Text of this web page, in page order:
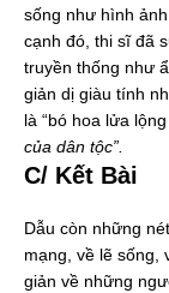
sống như hình
cạnh đó, thi sĩ đã
truyền thống như
giản dị giàu tính
là “bó hoa lửa
của dân tộc”.
C/ Kết Bài
Dẫu còn những
mạng, về lẽ sống,
giản về những